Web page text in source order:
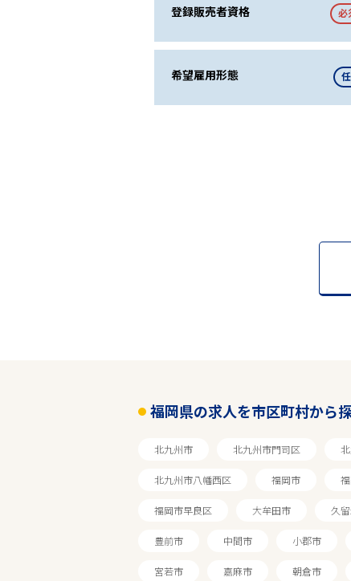
登録販売者資格 必
希望雇用形態
福岡県の求人を市区町村から
北九州市 北九州市門司区
北九州市八幡西区 福岡市
福岡市早良区 大牟田市 久
豊前市 中間市 小郡市
宮若市 嘉麻市 朝倉市